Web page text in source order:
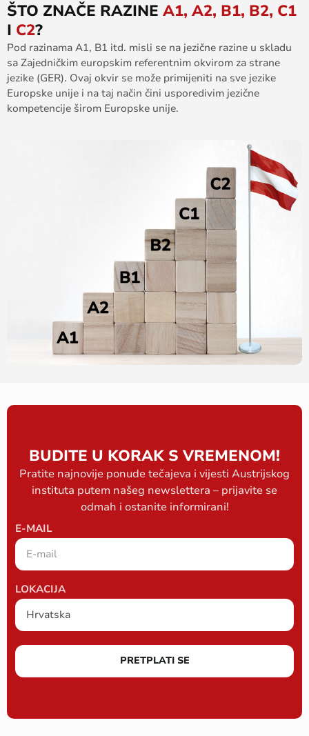
ŠTO ZNAČE RAZINE A1, A2, B1, B2, C1
I C2?
Pod razinama A1, B1 itd. misli se na jezične razine u skladu
sa Zajedničkim europskim referentnim okvirom za strane
jezike (GER). Ovaj okvir se može primijeniti na sve jezike
Europske unije i na taj način čini usporedivim jezične
kompetencije širom Europske unije.
BUDITE U KORAK S VREMENOM!
Pratite najnovije ponude tečajeva i vijesti Austrijskog
instituta putem našeg newslettera – prijavite se
odmah i ostanite informirani!
E-MAIL
LOKACIJA
PRETPLATI SE